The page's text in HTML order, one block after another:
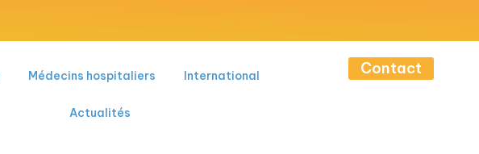
Médecins hospitaliers International
Actualités
Contact